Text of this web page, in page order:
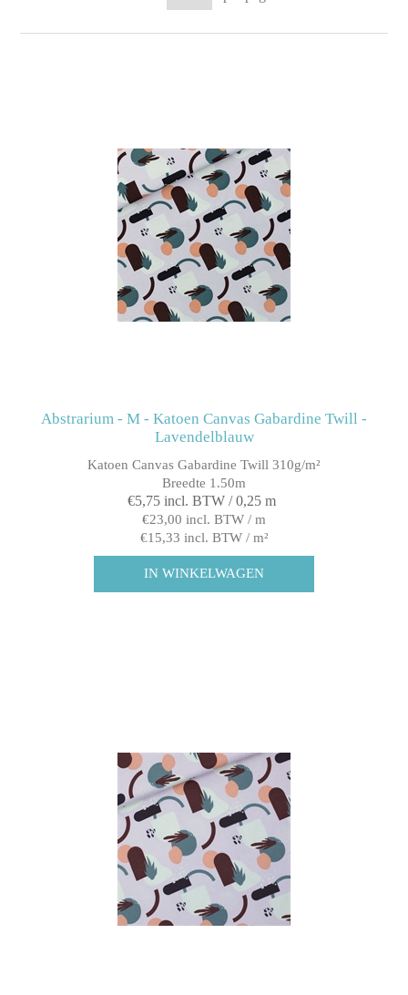
Abstrarium - M - Katoen Canvas Gabardine Twill -
Lavendelblauw
Katoen Canvas Gabardine Twill 310g/m²
Breedte 1.50m
€5,75 incl. BTW / 0,25 m
€23,00 incl. BTW / m
€15,33 incl. BTW / m²